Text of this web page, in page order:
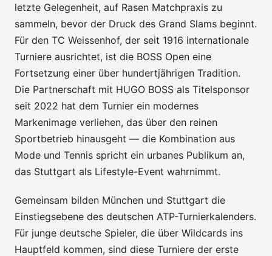
letzte Gelegenheit, auf Rasen Matchpraxis zu
sammeln, bevor der Druck des Grand Slams beginnt.
Für den TC Weissenhof, der seit 1916 internationale
Turniere ausrichtet, ist die BOSS Open eine
Fortsetzung einer über hundertjährigen Tradition.
Die Partnerschaft mit HUGO BOSS als Titelsponsor
seit 2022 hat dem Turnier ein modernes
Markenimage verliehen, das über den reinen
Sportbetrieb hinausgeht — die Kombination aus
Mode und Tennis spricht ein urbanes Publikum an,
das Stuttgart als Lifestyle-Event wahrnimmt.
Gemeinsam bilden München und Stuttgart die
Einstiegsebene des deutschen ATP-Turnierkalenders.
Für junge deutsche Spieler, die über Wildcards ins
Hauptfeld kommen, sind diese Turniere der erste